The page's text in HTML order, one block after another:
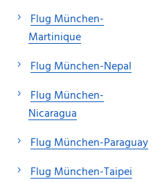
Flug München-
Martinique
Flug München-Nepal
Flug München-
Nicaragua
Flug München-Paraguay
Flug München-Taipei